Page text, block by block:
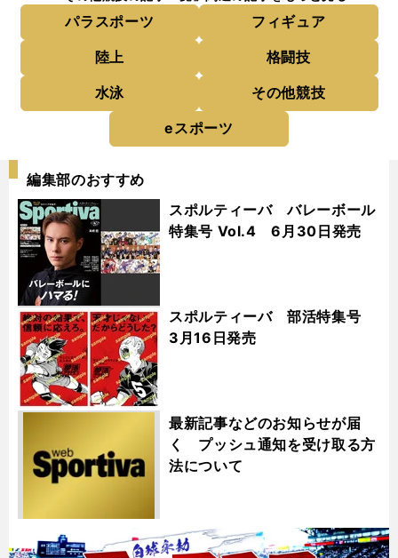
パラスポーツ
フィギュア
陸上
格闘技
水泳
その他競技
eスポーツ
編集部のおすすめ
スポルティーバ バレーボール
特集号 Vol.4 6月30日発売
スポルティーバ 部活特集号
3月16日発売
最新記事などのお知らせが届
く プッシュ通知を受け取る方
法について